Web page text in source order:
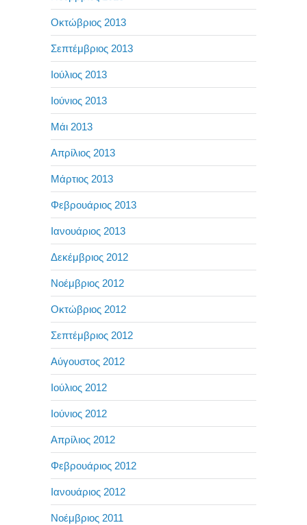
Οκτώβριος 2013
Σεπτέμβριος 2013
Ιούλιος 2013
Ιούνιος 2013
Μάι 2013
Απρίλιος 2013
Μάρτιος 2013
Φεβρουάριος 2013
Ιανουάριος 2013
Δεκέμβριος 2012
Νοέμβριος 2012
Οκτώβριος 2012
Σεπτέμβριος 2012
Αύγουστος 2012
Ιούλιος 2012
Ιούνιος 2012
Απρίλιος 2012
Φεβρουάριος 2012
Ιανουάριος 2012
Νοέμβριος 2011